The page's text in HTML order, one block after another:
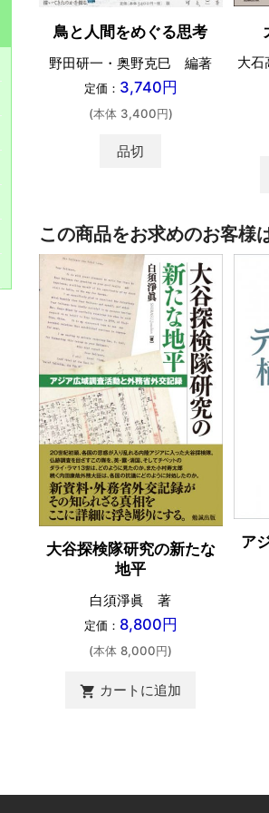
鳥と人間をめぐる思考
野田研一・奥野克巳 編著
定価： 3,740円
(本体 3,400円)
品切
大石
この商品をお求めのお客様
大谷探検隊研究の新たな
地平
白須淨眞 著
定価： 8,800円
(本体 8,000円)
shopping_cart カートに追加
ア